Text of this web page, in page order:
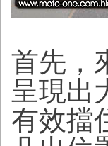
首先，
呈現出
有效擋